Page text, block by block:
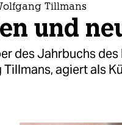
Tillmans
und
des Jahrbuchs
agiert als